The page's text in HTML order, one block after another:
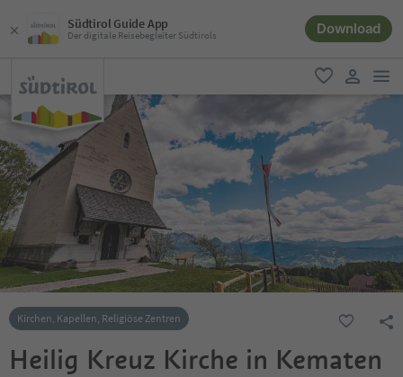
Südtirol Guide App
Der digitale Reisebegleiter Südtirols Download
favorit
user link
Kirchen, Kapellen, Religiöse Zentren
Heilig Kreuz Kirche in Kematen